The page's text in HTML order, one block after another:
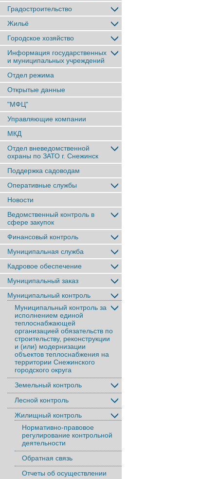
Градостроительство
Жильё
Городское хозяйство
Информация государственных
и муниципальных учреждений
Отдел режима
Открытые данные
"МФЦ"
Управляющие компании
МКД
Отдел вневедомственной
охраны по ЗАТО г. Снежинск
Поддержка садоводам
Оперативные службы
Новости
Ведомственный контроль в
сфере закупок
Финансовый контроль
Муниципальная служба
Кадровое обеспечение
Муниципальный заказ
Муниципальный контроль
Муниципальный контроль за
исполнением единой
теплоснабжающей
организацией обязательств по
строительству, реконструкции
и (или) модернизации
объектов теплоснабжения на
территории Снежинского
городского округа
Земельный контроль
Лесной контроль
Жилищный контроль
Нормативно-правовое
регулирование контрольной
деятельности
Обратная связь
Отчеты об осуществлении